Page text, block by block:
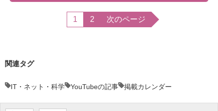
1 2 次のページ
関連タグ
IT・ネット・科学 YouTubeの記事 掲載カレンダー